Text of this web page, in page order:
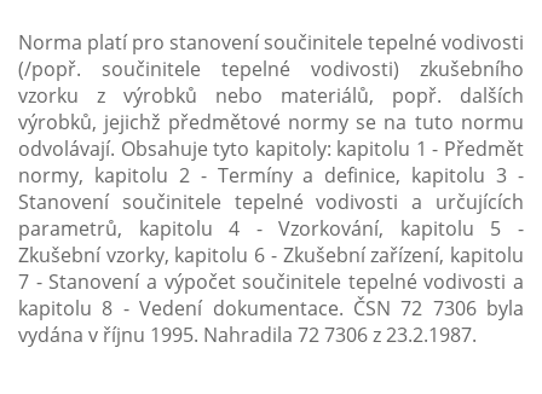
Norma platí pro stanovení součinitele tepelné vodivosti
(/popř. součinitele tepelné vodivosti) zkušebního
vzorku z výrobků nebo materiálů, popř. dalších
výrobků, jejichž předmětové normy se na tuto normu
odvolávají. Obsahuje tyto kapitoly: kapitolu 1 - Předmět
normy, kapitolu 2 - Termíny a definice, kapitolu 3 -
Stanovení součinitele tepelné vodivosti a určujících
parametrů, kapitolu 4 - Vzorkování, kapitolu 5 -
Zkušební vzorky, kapitolu 6 - Zkušební zařízení, kapitolu
7 - Stanovení a výpočet součinitele tepelné vodivosti a
kapitolu 8 - Vedení dokumentace. ČSN 72 7306 byla
vydána v říjnu 1995. Nahradila 72 7306 z 23.2.1987.